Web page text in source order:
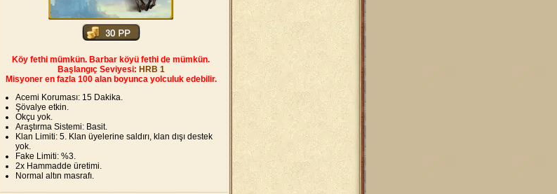
Köy fethi mümkün. Barbar köyü fethi de mümkün.
Başlangıç Seviyesi: HRB 1
Misyoner en fazla 100 alan boyunca yolculuk edebilir.
Acemi Koruması: 15 Dakika.
Şövalye etkin.
Okçu yok.
Araştırma Sistemi: Basit.
Klan Limiti: 5. Klan üyelerine saldırı, klan dışı destek
yok.
Fake Limiti: %3.
2x Hammadde üretimi.
Normal altın masrafı.